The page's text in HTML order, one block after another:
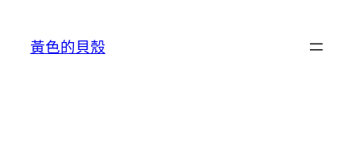
黃色的貝殼